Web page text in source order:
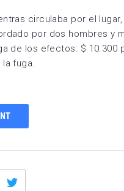
circulaba por el
por dos hombres y
de los efectos: $ 10.300
fuga.